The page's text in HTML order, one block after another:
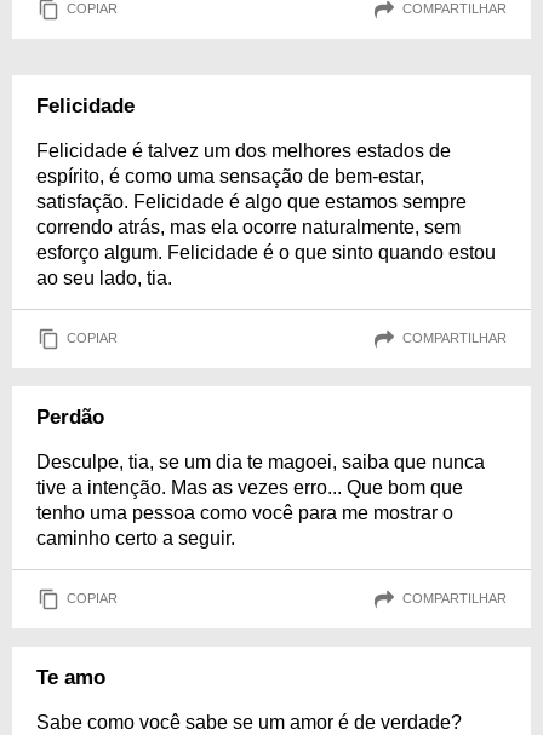
COPIAR COMPARTILHAR
Felicidade
Felicidade é talvez um dos melhores estados de
espírito, é como uma sensação de bem-estar,
satisfação. Felicidade é algo que estamos sempre
correndo atrás, mas ela ocorre naturalmente, sem
esforço algum. Felicidade é o que sinto quando estou
ao seu lado, tia.
COPIAR COMPARTILHAR
Perdão
Desculpe, tia, se um dia te magoei, saiba que nunca
tive a intenção. Mas as vezes erro... Que bom que
tenho uma pessoa como você para me mostrar o
caminho certo a seguir.
COPIAR COMPARTILHAR
Te amo
Sabe como você sabe se um amor é de verdade?